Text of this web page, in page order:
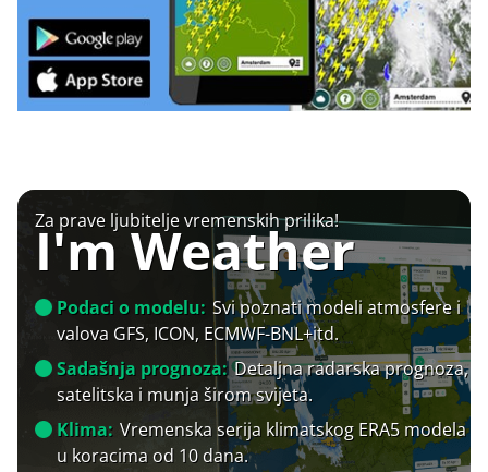
Za prave ljubitelje vremenskih prilika!
I'm Weather
Podaci o modelu: Svi poznati modeli atmosfere i
valova GFS, ICON, ECMWF-BNL+itd.
Sadašnja prognoza: Detaljna radarska prognoza,
satelitska i munja širom svijeta.
Klima: Vremenska serija klimatskog ERA5 modela
u koracima od 10 dana.